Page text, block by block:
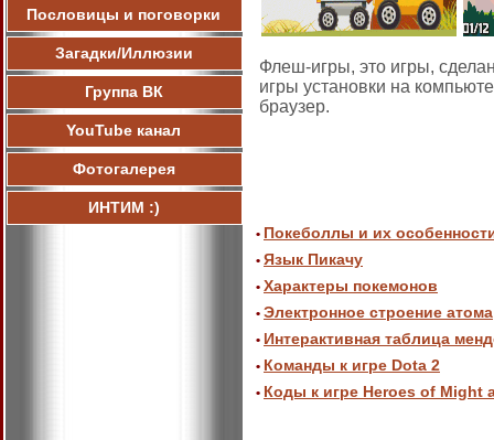
Пословицы и поговорки
Загадки/Иллюзии
Группа ВК
YouTube канал
Фотогалерея
ИНТИМ :)
Флеш-игры, это игры,
игры установки на
браузер.
• Покеболлы и их
• Язык Пикачу
• Характеры покемонов
• Электронное строение атома
• Интерактивная таблица
• Команды к игре Dota 2
• Коды к игре Heroes of Might